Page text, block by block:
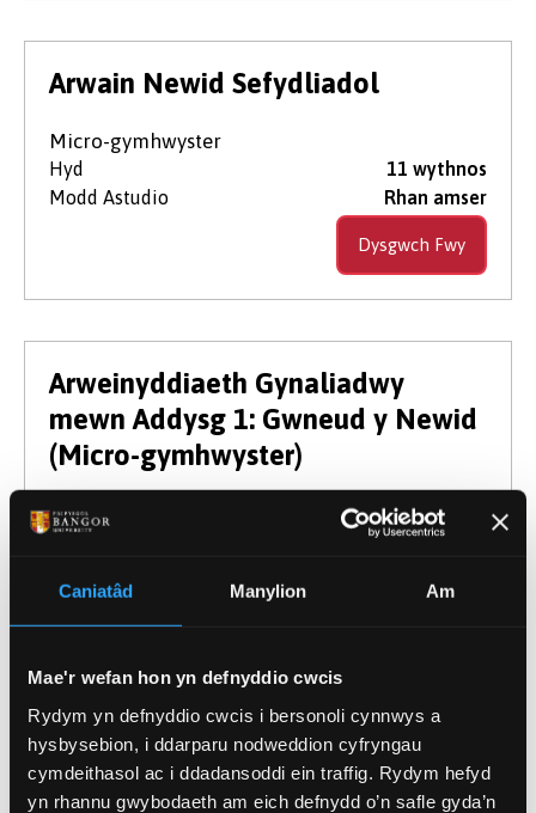
Caniatâd Manylion Am
Mae'r wefan hon yn defnyddio cwcis
Rydym yn defnyddio cwcis i bersonoli cynnwys a
hysbysebion, i ddarparu nodweddion cyfryngau
cymdeithasol ac i ddadansoddi ein traffig. Rydym hefyd
yn rhannu gwybodaeth am eich defnydd o’n safle gyda’n
Arwain Newid Sefydliadol
Micro-gymhwyster
Hyd
11 wythnos
Modd Astudio
Rhan amser
Dysgwch Fwy
Arweinyddiaeth Gynaliadwy
mewn Addysg 1: Gwneud y Newid
(Micro-gymhwyster)
Mynediad yn 2025
5 Wythnos Hyblyg
Arweinyddiaeth i Weithwyr Iechyd
a Meddygol Proffesiynol –